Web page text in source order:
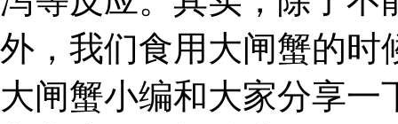
外，我们食用大闸蟹的时
大闸蟹小编和大家分享